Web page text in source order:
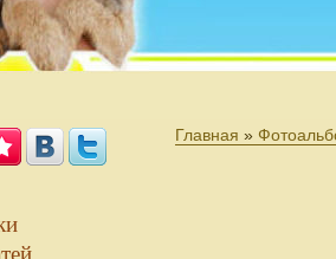
Главная »